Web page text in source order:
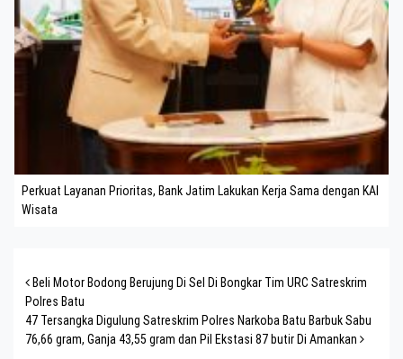
Perkuat Layanan Prioritas, Bank Jatim Lakukan Kerja Sama dengan KAI
Wisata
Post navigation
Beli Motor Bodong Berujung Di Sel Di Bongkar Tim URC Satreskrim
Polres Batu
47 Tersangka Digulung Satreskrim Polres Narkoba Batu Barbuk Sabu
76,66 gram, Ganja 43,55 gram dan Pil Ekstasi 87 butir Di Amankan